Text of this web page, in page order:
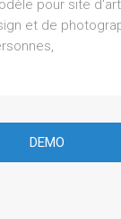
pour site
et de
DEMO